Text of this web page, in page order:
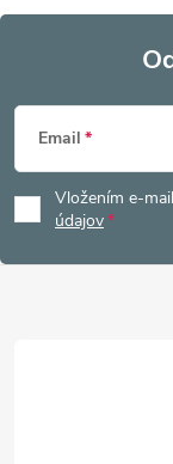
Z
á
p
Email
Vložením e-
údajov